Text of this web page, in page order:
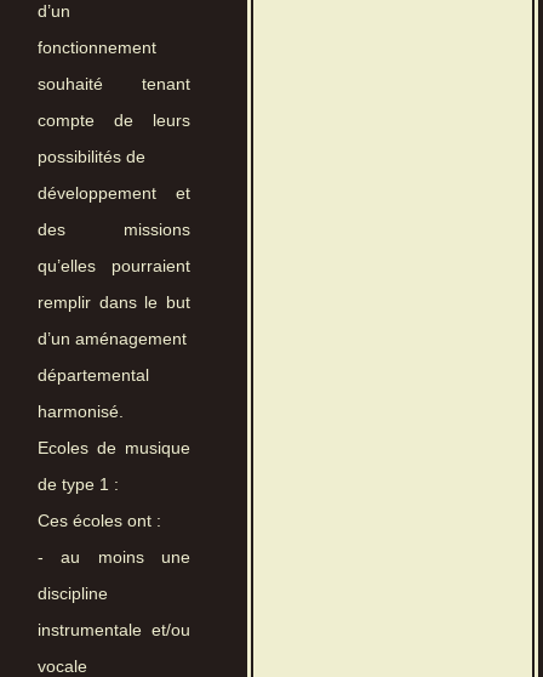
d’un
fonctionnement
souhaité tenant
compte de leurs
possibilités de
développement et
des missions
qu’elles pourraient
remplir dans le but
d’un aménagement
départemental
harmonisé.
Ecoles de musique
de type 1 :
Ces écoles ont :
- au moins une
discipline
instrumentale et/ou
vocale